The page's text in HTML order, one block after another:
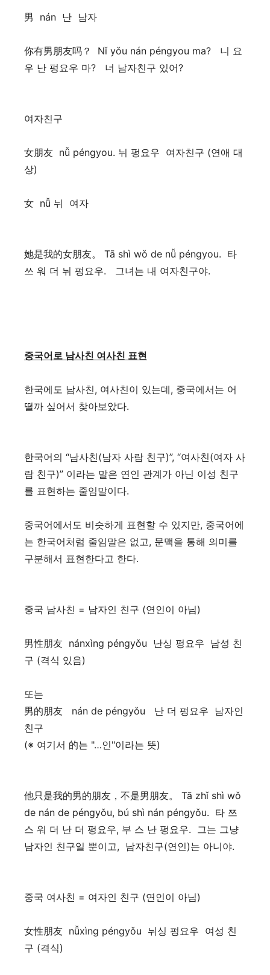
男 nán 난 남자
你有男朋友吗？ Nǐ yǒu nán péngyou ma? 니 요
우 난 펑요우 마? 너 남자친구 있어?
여자친구
女朋友 nǚ péngyou. 뉘 펑요우 여자친구 (연애 대
상)
女 nǚ 뉘 여자
她是我的女朋友。 Tā shì wǒ de nǚ péngyou. 타
쓰 워 더 뉘 펑요우. 그녀는 내 여자친구야.
중국어로 남사친 여사친 표현
한국에도 남사친, 여사친이 있는데, 중국에서는 어
떨까 싶어서 찾아보았다.
한국어의 “남사친(남자 사람 친구)”, “여사친(여자 사
람 친구)” 이라는 말은 연인 관계가 아닌 이성 친구
를 표현하는 줄임말이다.
중국어에서도 비슷하게 표현할 수 있지만, 중국어에
는 한국어처럼 줄임말은 없고, 문맥을 통해 의미를
구분해서 표현한다고 한다.
중국 남사친 = 남자인 친구 (연인이 아님)
男性朋友 nánxìng péngyǒu 난싱 펑요우 남성 친
구 (격식 있음)
또는
男的朋友 nán de péngyǒu 난 더 펑요우 남자인
친구
(※ 여기서 的는 "…인"이라는 뜻)
他只是我的男的朋友，不是男朋友。 Tā zhǐ shì wǒ
de nán de péngyǒu, bú shì nán péngyǒu. 타 쯔
스 워 더 난 더 펑요우, 부 스 난 펑요우. 그는 그냥
남자인 친구일 뿐이고, 남자친구(연인)는 아니야.
중국 여사친 = 여자인 친구 (연인이 아님)
女性朋友 nǚxìng péngyǒu 뉘싱 펑요우 여성 친
구 (격식)